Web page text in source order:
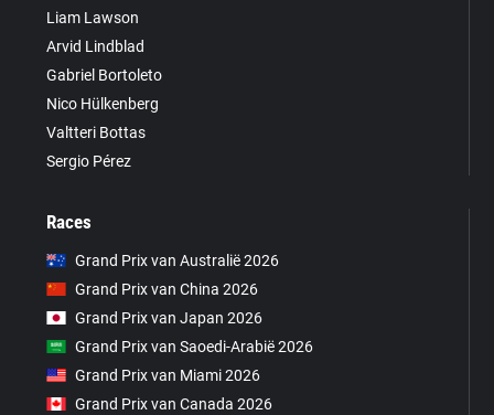
Liam Lawson
Arvid Lindblad
Gabriel Bortoleto
Nico Hülkenberg
Valtteri Bottas
Sergio Pérez
Races
Grand Prix van Australië 2026
Grand Prix van China 2026
Grand Prix van Japan 2026
Grand Prix van Saoedi-Arabië 2026
Grand Prix van Miami 2026
Grand Prix van Canada 2026